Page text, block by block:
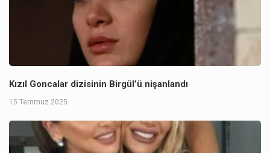
Kızıl Goncalar dizisinin Birgül’ü nişanlandı
15 Temmuz 2025